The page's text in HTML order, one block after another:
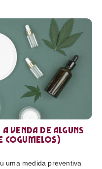
venda de alguns
cogumelos)
uma medida preventiva